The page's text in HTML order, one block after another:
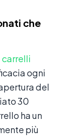
che
carrelli
ogni
del
30
ha un
più